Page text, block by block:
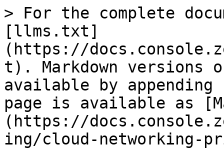
> For the complete
[llms.txt]
(https://
t). Markdown versions
available by
page is available as
(https://
ing/cloud-networking-